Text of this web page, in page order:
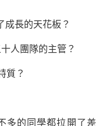
成長的天花板？
人團隊的主管？
質？
多的同學都拉開了差